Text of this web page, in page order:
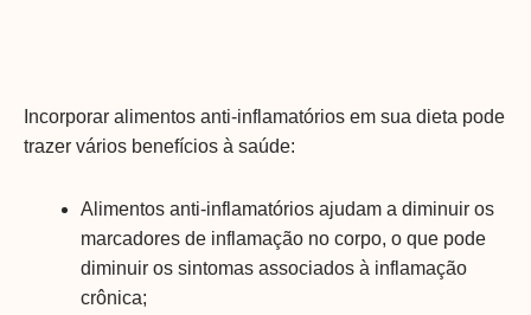
Incorporar alimentos anti-inflamatórios em sua dieta pode
trazer vários benefícios à saúde:
Alimentos anti-inflamatórios ajudam a diminuir os
marcadores de inflamação no corpo, o que pode
diminuir os sintomas associados à inflamação
crônica;